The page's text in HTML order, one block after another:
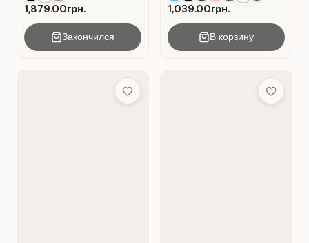
1,879.00грн.
Закончился
1,039.00грн.
В корзину
Add to Wish List Add to